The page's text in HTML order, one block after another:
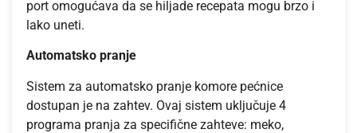
port omogućava da se hiljade recepata mogu brzo i
lako uneti.
Automatsko pranje
Sistem za automatsko pranje komore pećnice
dostupan je na zahtev. Ovaj sistem uključuje 4
programa pranja za specifične zahteve: meko,